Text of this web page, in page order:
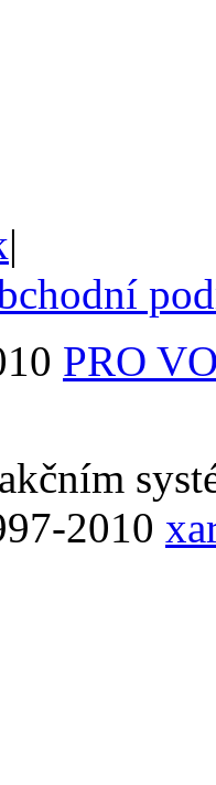
|
PRO
2010